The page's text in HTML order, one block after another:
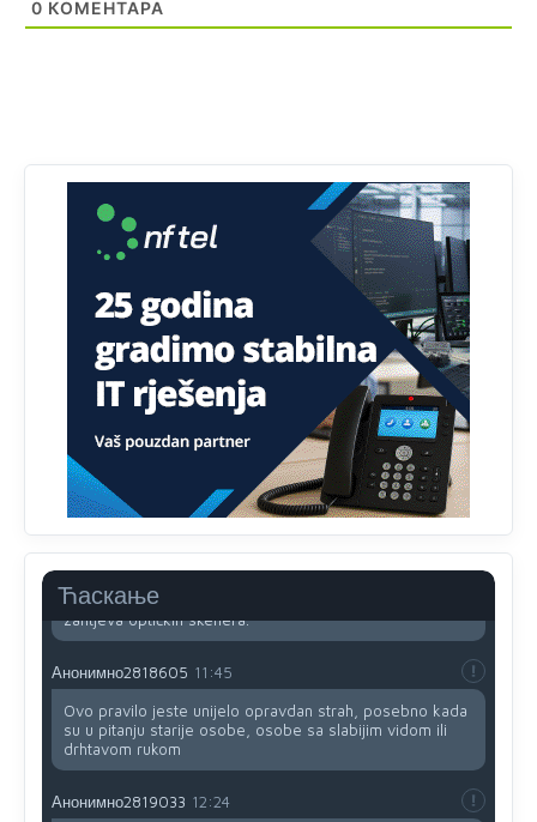
0 КОМЕНТАРА
Ћаскање
Najveći rizik sa nepismenim stanovništvom je "kupovina
glasova" i manipulacija kroz fiktivne pomoćnike (koji
nepismeno, što čini 38,7% ukupnog stanovništva starijeg
od 10 godina
Анонимно2818605
Prema podacima o informaciono-komunikacionim
tehnologijama, čak 33,4% domaćinstava u BiH uopšte
nema pristup računaru bilo koje vrste (desktop, laptop ili
tablet
Анонимно2818605
11:34
Najveći dio populacije starije od 65 godina uopšte ne
koristi internet, niti ima pristup računarima
Анонимно2818605 11:45
obojiti (popuniti) uvedeno je isključivo zbog tehničkih
zahtjeva optičkih skenera.
Анонимно2818605 11:45
Ovo pravilo jeste unijelo opravdan strah, posebno kada
su u pitanju starije osobe, osobe sa slabijim vidom ili
drhtavom rukom
Анонимно2819033 12:24